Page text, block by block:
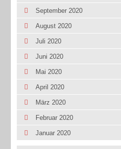
September 2020
August 2020
Juli 2020
Juni 2020
Mai 2020
April 2020
März 2020
Februar 2020
Januar 2020